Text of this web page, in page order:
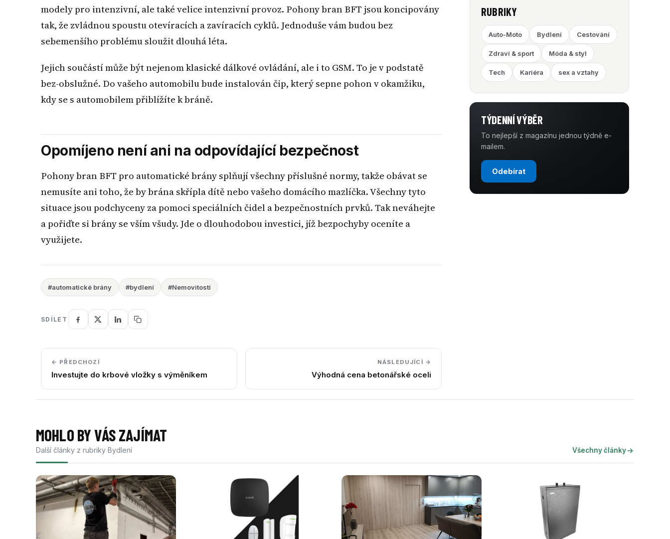
modely pro intenzivní, ale také velice intenzivní provoz. Pohony bran BFT jsou koncipovány
tak, že zvládnou spoustu otevíracích a zavíracích cyklů. Jednoduše vám budou bez
sebemenšího problému sloužit dlouhá léta.
Jejich součástí může být nejenom klasické dálkové ovládání, ale i to GSM. To je v podstatě
bez-obslužné. Do vašeho automobilu bude instalován čip, který sepne pohon v okamžiku,
kdy se s automobilem přiblížíte k bráně.
Opomíjeno není ani na odpovídající bezpečnost
Pohony bran BFT pro automatické brány splňují všechny příslušné normy, takže obávat se
nemusíte ani toho, že by brána skřípla dítě nebo vašeho domácího mazlíčka. Všechny tyto
situace jsou podchyceny za pomoci speciálních čidel a bezpečnostních prvků. Tak neváhejte
a pořiďte si brány se vším všudy. Jde o dlouhodobou investici, jíž bezpochyby oceníte a
využijete.
#automatické brány #bydlení #Nemovitosti
SDÍLET
← PŘEDCHOZÍ
Investujte do krbové vložky s výměníkem
NÁSLEDUJÍCÍ →
Výhodná cena betonářské oceli
RUBRIKY
Auto-Moto Bydlení Cestování
Zdraví & sport Móda & styl
Tech Kariéra sex a vztahy
TÝDENNÍ VÝBĚR
To nejlepší z magazínu jednou týdně e-
mailem.
Odebírat
MOHLO BY VÁS ZAJÍMAT
Další články z rubriky Bydlení Všechny články